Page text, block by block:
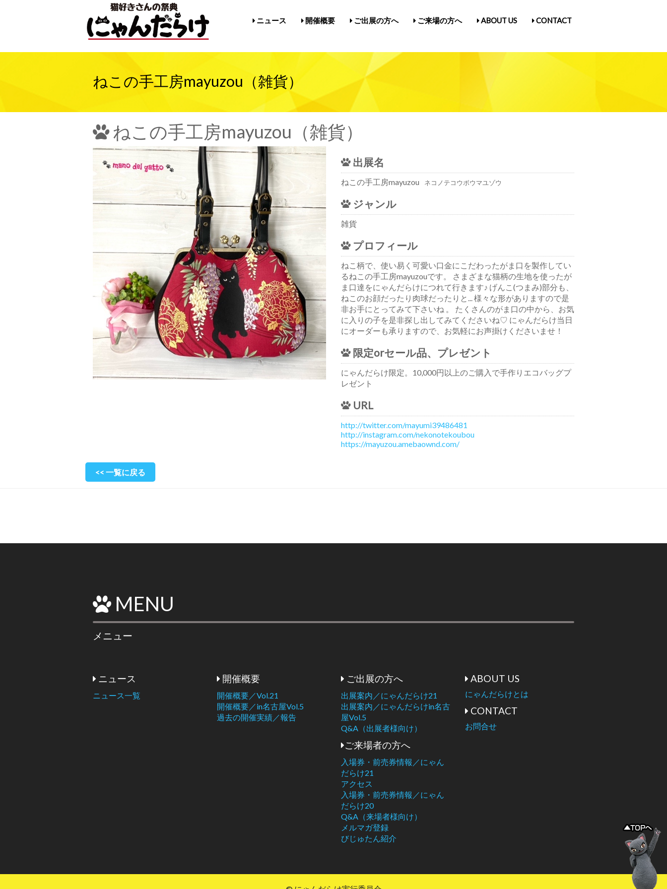
ニュース 開催概要 ご出展の方へ ご来場の方へ ABOUT US CONTACT
ねこの手工房mayuzou（雑貨）
ねこの手工房mayuzou（雑貨）
出展名
ねこの手工房mayuzou ネコノテコウボウマユゾウ
ジャンル
雑貨
プロフィール
ねこ柄で、使い易く可愛い口金にこだわったがま口を製作してい
るねこの手工房mayuzouです。 さまざまな猫柄の生地を使ったが
ま口達をにゃんだらけにつれて行きます♪ げんこ(つまみ)部分も、
ねこのお顔だったり肉球だったりと... 様々な形がありますので是
非お手にとってみて下さいね 。 たくさんのがま口の中から、お気
に入りの子を是非探し出してみてくださいね♡ にゃんだらけ当日
にオーダーも承りますので、お気軽にお声掛けくださいませ！
限定orセール品、プレゼント
にゃんだらけ限定。10,000円以上のご購入で手作りエコバッグプ
レゼント
URL
http://twitter.com/mayumi39486481
http://instagram.com/nekonotekoubou
https://mayuzou.amebaownd.com/
<< 一覧に戻る
MENU
メニュー
ニュース
ニュース一覧
開催概要
開催概要／Vol.21
開催概要／in名古屋Vol.5
過去の開催実績／報告
ご出展の方へ
出展案内／にゃんだらけ21
出展案内／にゃんだらけin名古
屋Vol.5
Q&A（出展者様向け）
ご来場者の方へ
入場券・前売券情報／にゃん
だらけ21
アクセス
入場券・前売券情報／にゃん
だらけ20
Q&A（来場者様向け）
メルマガ登録
びじゅたん紹介
ABOUT US
にゃんだらけとは
CONTACT
お問合せ